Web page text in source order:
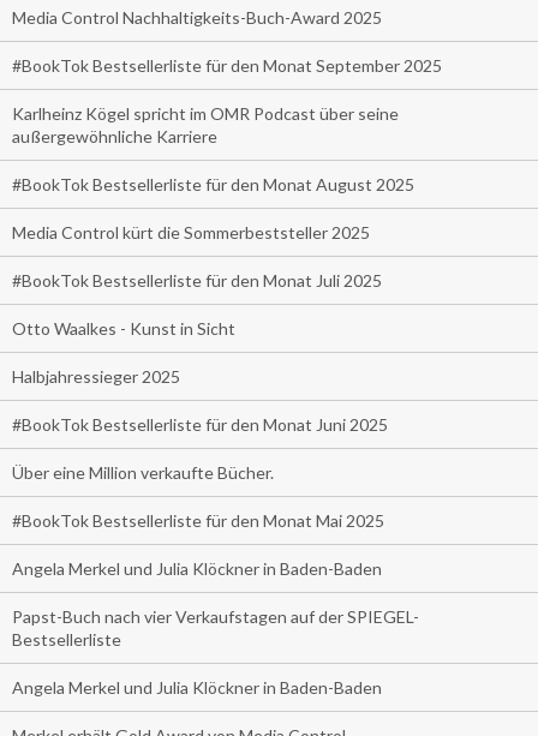
Media Control Nachhaltigkeits-Buch-Award 2025
#BookTok Bestsellerliste für den Monat September 2025
Karlheinz Kögel spricht im OMR Podcast über seine
außergewöhnliche Karriere
#BookTok Bestsellerliste für den Monat August 2025
Media Control kürt die Sommerbeststeller 2025
#BookTok Bestsellerliste für den Monat Juli 2025
Otto Waalkes - Kunst in Sicht
Halbjahressieger 2025
#BookTok Bestsellerliste für den Monat Juni 2025
Über eine Million verkaufte Bücher.
#BookTok Bestsellerliste für den Monat Mai 2025
Angela Merkel und Julia Klöckner in Baden-Baden
Papst-Buch nach vier Verkaufstagen auf der SPIEGEL-
Bestsellerliste
Angela Merkel und Julia Klöckner in Baden-Baden